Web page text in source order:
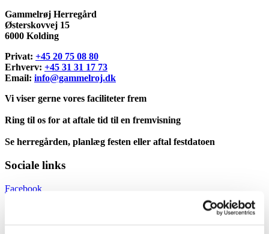
Gammelrøj Herregård
Østerskovvej 15
6000 Kolding
Privat: +45 20 75 08 80
Erhverv: +45 31 31 17 73
Email: info@gammelroj.dk
Vi viser gerne vores faciliteter frem
Ring til os for at aftale tid til en fremvisning
Se herregården, planlæg festen eller aftal festdatoen
Sociale links
Facebook